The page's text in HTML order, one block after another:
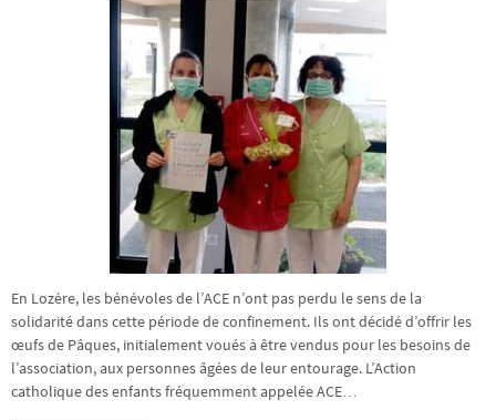
En Lozère, les bénévoles de l’ACE n’ont pas perdu le sens de la
solidarité dans cette période de confinement. Ils ont décidé d’offrir les
œufs de Pâques, initialement voués à être vendus pour les besoins de
l’association, aux personnes âgées de leur entourage. L’Action
catholique des enfants fréquemment appelée ACE…